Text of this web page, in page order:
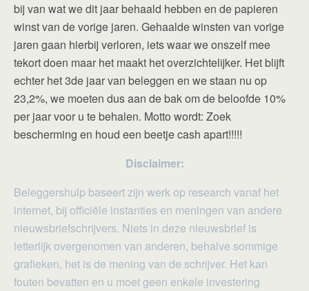
bij van wat we dit jaar behaald hebben en de papieren
winst van de vorige jaren. Gehaalde winsten van vorige
jaren gaan hierbij verloren, iets waar we onszelf mee
tekort doen maar het maakt het overzichtelijker. Het blijft
echter het 3de jaar van beleggen en we staan nu op
23,2%, we moeten dus aan de bak om de beloofde 10%
per jaar voor u te behalen. Motto wordt: Zoek
bescherming en houd een beetje cash apart!!!!!
Disclaimer:
Beleggershulp baseert zijn werk op research vanaf het
internet, bij officiële instanties en meningen van andere
nieuwsbriefschrijvers. Niets in deze nieuwsbrief is
letterlijk overgenomen van anderen, behalve sommige
grafieken, het is de mening van de schrijver. Het kan
fouten bevatten en u moet geen enkele investering